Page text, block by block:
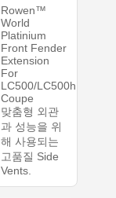
Rowen™
World
Platinium
Front Fender
Extension
For
LC500/LC500h
Coupe
맞춤형 외관
과 성능을 위
해 사용되는
고품질 Side
Vents.